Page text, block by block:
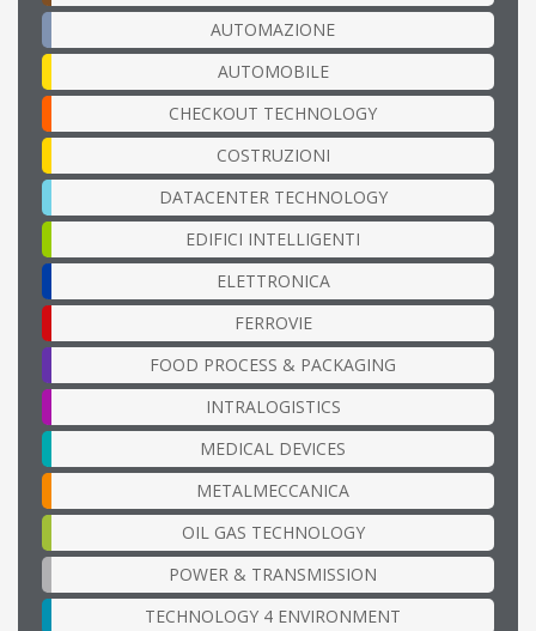
AUTOMAZIONE
AUTOMOBILE
CHECKOUT TECHNOLOGY
COSTRUZIONI
DATACENTER TECHNOLOGY
EDIFICI INTELLIGENTI
ELETTRONICA
FERROVIE
FOOD PROCESS & PACKAGING
INTRALOGISTICS
MEDICAL DEVICES
METALMECCANICA
OIL GAS TECHNOLOGY
POWER & TRANSMISSION
TECHNOLOGY 4 ENVIRONMENT